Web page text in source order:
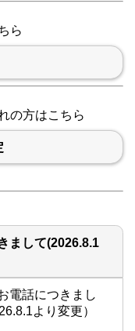
ら
の方はこちら
まして(2026.8.1
電話につきまし
より変更）